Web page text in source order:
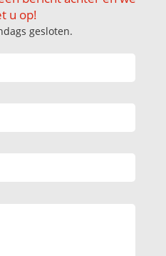
u op!
gesloten.